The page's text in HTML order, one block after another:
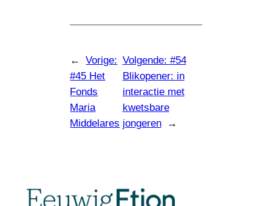
←
Vorige:
#45 Het
Fonds
Maria
Middelares
Volgende: #54
Blikopener: in
interactie met
kwetsbare
jongeren
→